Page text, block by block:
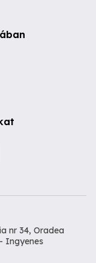
nr 34, Oradea
Ingyenes